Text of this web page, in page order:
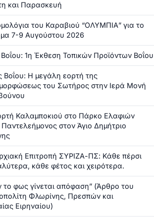
και Παρασκευή
του Καραβιού “ΟΛΥΜΠΙΑ” για το
7-9 Αυγούστου 2026
1η Έκθεση Τοπικών Προϊόντων Βοΐου
Βοΐου: Η μεγάλη εορτή της
του Σωτήρος στην Ιερά Μονή
Καλαμποκιού στο Πάρκο Ελαφιών
Παντελεήμονος στον Άγιο Δημήτριο
Επιτροπή ΣΥΡΙΖΑ-ΠΣ: Κάθε πέρσι
κάθε φέτος και χειρότερα.
το φως γίνεται απόφαση” (Άρθρο του
Φλωρίνης, Πρεσπών και
Ειρηναίου)